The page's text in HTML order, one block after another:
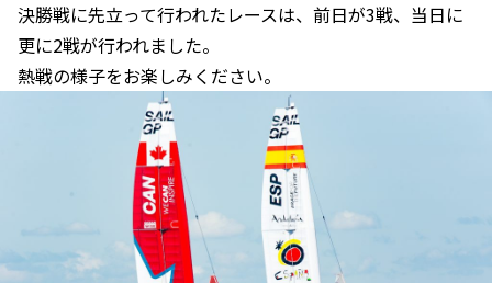
決勝戦に先立って行われたレースは、前日が3戦、当日に
更に2戦が行われました。
熱戦の様子をお楽しみください。